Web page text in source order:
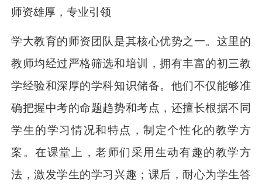
师资雄厚，专业引领
学大教育的师资团队是其核心优势之一。这里的
教师均经过严格筛选和培训，拥有丰富的初三教
学经验和深厚的学科知识储备。他们不仅能够准
确把握中考的命题趋势和考点，还擅长根据不同
学生的学习情况和特点，制定个性化的教学方
案。在课堂上，老师们采用生动有趣的教学方
法，激发学生的学习兴趣；课后，耐心为学生答